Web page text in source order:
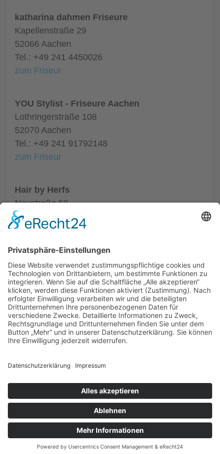
katharina dahmen Friseure
Kapellenstraße 29
52066 Aachen
Tel.: +49 241 4450026
zum Friseur
YOU Stylist - Friseure Aachen
Lothringerstraße 108
52070 Aachen
Tel.: +49 241 91792148
zum Friseur
Hair by Herfs
Neustraße 58
52066 Aachen
Tel.: +49 241 63342
ALLGEMEIN
FRISEURE
FRISEURE
FRISEURE
© Copyright Mein-Friseur.net 2026